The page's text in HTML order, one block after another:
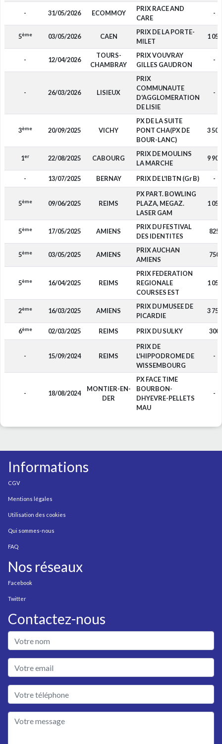
- 31/05/2026 ECOMMOY
PRIX RACE AND
CARE
-
5ème 03/05/2026 CAEN
PRIX DE LA PORTE-
MILET
1 050
- 12/04/2026
TOURS-
CHAMBRAY
PRIX VOUVRAY
GILLES GAUDRON
-
- 26/03/2026 LISIEUX
PRIX
COMMUNAUTE
D'AGGLOMERATION
DE LISIE
-
3ème 20/09/2025 VICHY
PX DE LA SUITE
PONT CHA(PX DE
BOUR-LANC)
3 500
1er 22/08/2025 CABOURG
PRIX DE MOULINS
LA MARCHE
9 900
- 13/07/2025 BERNAY PRIX DE L'IBTN (Gr B) -
5ème 09/06/2025 REIMS
PX PART. BOWLING
PLAZA, MEGAZ.
LASER GAM
1 050
5ème 17/05/2025 AMIENS
PRIX DU FESTIVAL
DES IDENTITES
825
5ème 03/05/2025 AMIENS
PRIX AUCHAN
AMIENS
750
5ème 16/04/2025 REIMS
PRIX FEDERATION
REGIONALE
COURSES EST
1 050
2ème 16/03/2025 AMIENS
PRIX DU MUSEE DE
PICARDIE
3 750
6ème 02/03/2025 REIMS PRIX DU SULKY 300
- 15/09/2024 REIMS
PRIX DE
L'HIPPODROME DE
WISSEMBOURG
-
- 18/08/2024
MONTIER-EN-
DER
PX FACE TIME
BOURBON-
DHYEVRE-PELLETS
MAU
-
Informations
CGV
Mentions légales
Utilisation des cookies
Qui sommes-nous
FAQ
Nos réseaux
Facebook
Twitter
Contactez-nous